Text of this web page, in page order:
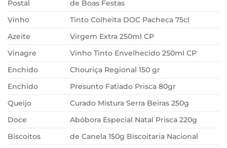
Postal
de Boas Festas
Vinho
Tinto Colheita DOC Pacheca 75cl
Azeite
Virgem Extra 250ml CP
Vinagre
Vinho Tinto Envelhecido 250ml CP
Enchido
Chouriça Regional 150 gr
Enchido
Presunto Fatiado Prisca 80gr
Queijo
Curado Mistura Serra Beiras 250g
Doce
Abóbora Especial Natal Prisca 220g
Biscoitos
de Canela 150g Biscoitaria Nacional